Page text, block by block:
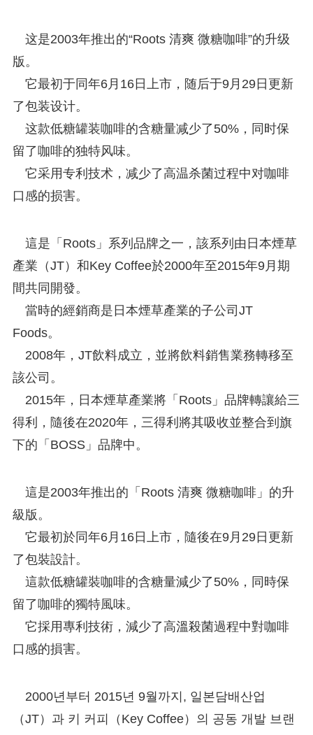
这是2003年推出的“Roots 清爽 微糖咖啡”的升级
版。
它最初于同年6月16日上市，随后于9月29日更新
了包装设计。
这款低糖罐装咖啡的含糖量减少了50%，同时保
留了咖啡的独特风味。
它采用专利技术，减少了高温杀菌过程中对咖啡
口感的损害。
這是「Roots」系列品牌之一，該系列由日本煙草
產業（JT）和Key Coffee於2000年至2015年9月期
間共同開發。
當時的經銷商是日本煙草產業的子公司JT
Foods。
2008年，JT飲料成立，並將飲料銷售業務轉移至
該公司。
2015年，日本煙草產業將「Roots」品牌轉讓給三
得利，隨後在2020年，三得利將其吸收並整合到旗
下的「BOSS」品牌中。
這是2003年推出的「Roots 清爽 微糖咖啡」的升
級版。
它最初於同年6月16日上市，隨後在9月29日更新
了包裝設計。
這款低糖罐裝咖啡的含糖量減少了50%，同時保
留了咖啡的獨特風味。
它採用專利技術，減少了高溫殺菌過程中對咖啡
口感的損害。
2000년부터 2015년 9월까지, 일본담배산업
（JT）과 키 커피（Key Coffee）의 공동 개발 브랜